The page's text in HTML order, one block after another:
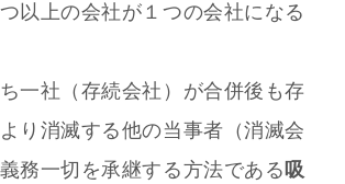
以上の会社が１つの会社になる
一社（存続会社）が合併後も存
り消滅する他の当事者（消滅会
務一切を承継する方法である吸